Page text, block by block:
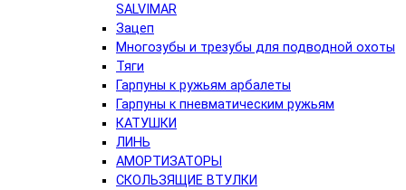
SALVIMAR
Зацеп
Многозубы и трезубы для подводной охоты
Тяги
Гарпуны к ружьям арбалеты
Гарпуны к пневматическим ружьям
КАТУШКИ
ЛИНЬ
АМОРТИЗАТОРЫ
СКОЛЬЗЯЩИЕ ВТУЛКИ